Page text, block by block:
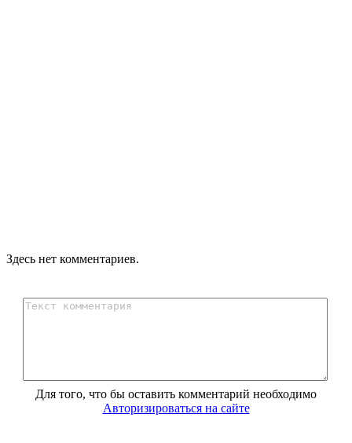
Здесь нет комментариев.
Для того, что бы оставить комментарий необходимо
Авторизироваться на сайте